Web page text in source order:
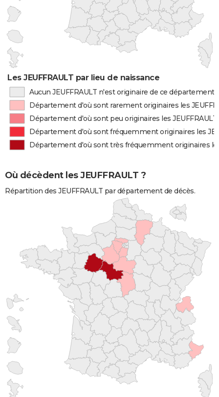
Les JEUFFRAULT par lieu de naissance
Aucun JEUFFRAULT n'est originaire de ce département
Département d'où sont rarement originaires les
Département d'où sont peu originaires les JEUFFRAULT
Département d'où sont fréquemment originaires les
Département d'où sont très fréquemment originaires
Où décèdent les JEUFFRAULT ?
Répartition des JEUFFRAULT par département de décès.